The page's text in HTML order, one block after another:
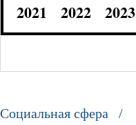
2021
2022 2023
Социальная сфера /